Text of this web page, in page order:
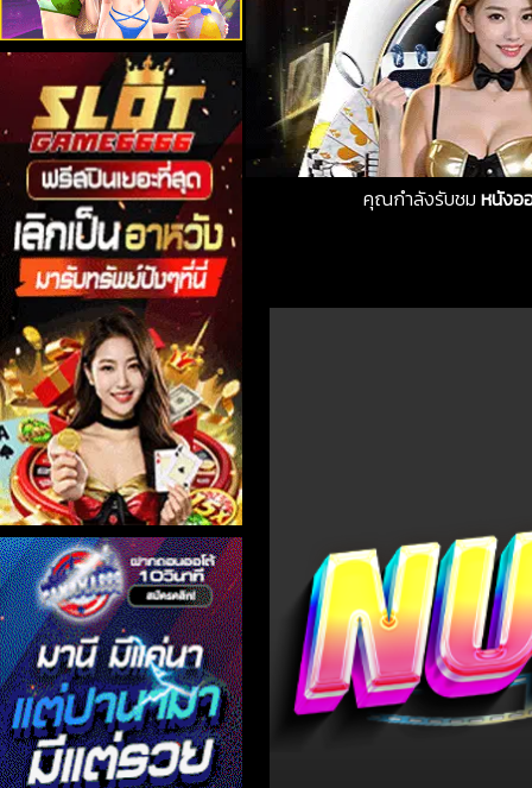
คุณกำลังรับชม หนังอ